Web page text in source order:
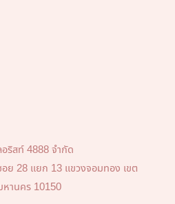
ริสท์ 4888 จำกัด
ย 28 แยก 13 แขวงจอมทอง เขต
านคร 10150